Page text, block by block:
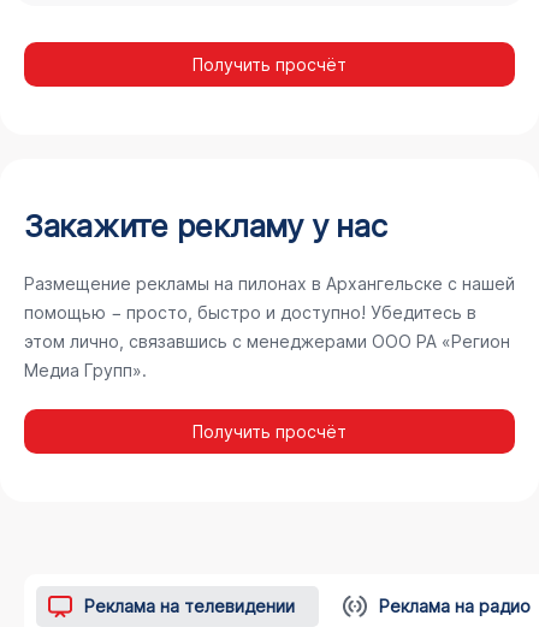
Получить просчёт
Закажите рекламу у нас
Размещение рекламы на пилонах в Архангельске с нашей
помощью − просто, быстро и доступно! Убедитесь в
этом лично, связавшись с менеджерами ООО РА «Регион
Медиа Групп».
Получить просчёт
Реклама на телевидении Реклама на радио